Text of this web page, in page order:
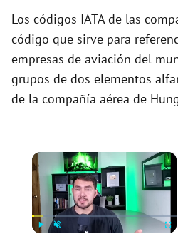
Los códigos IATA de las
código que sirve para
empresas de aviación del
grupos de dos elementos
de la compañía aérea de
×